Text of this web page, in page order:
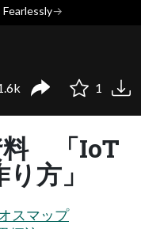
→
1
料 「IoT
方」
スマップ